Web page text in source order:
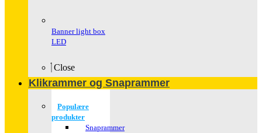
Banner light box
LED
Close
Klikrammer og Snaprammer
Populære
produkter
Snaprammer